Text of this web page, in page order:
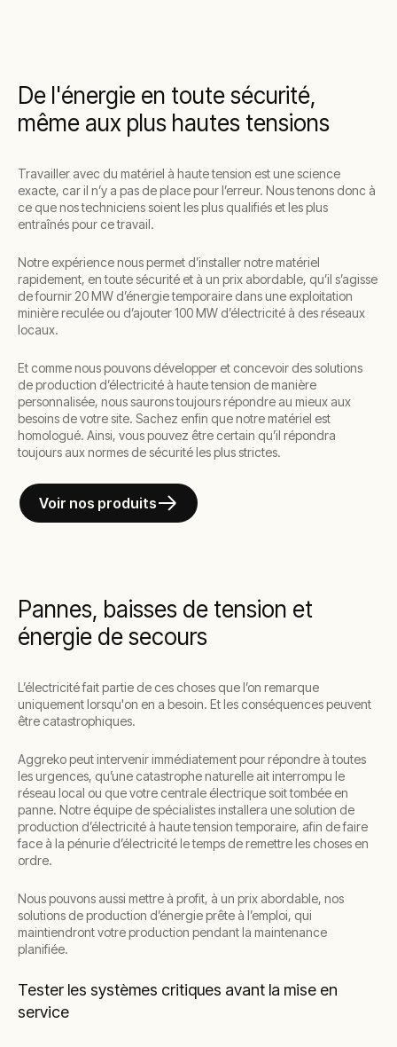
De l'énergie en toute sécurité,
même aux plus hautes tensions
Travailler avec du matériel à haute tension est une science
exacte, car il n’y a pas de place pour l’erreur. Nous tenons donc à
ce que nos techniciens soient les plus qualifiés et les plus
entraînés pour ce travail.
Notre expérience nous permet d’installer notre matériel
rapidement, en toute sécurité et à un prix abordable, qu’il s’agisse
de fournir 20 MW d’énergie temporaire dans une exploitation
minière reculée ou d’ajouter 100 MW d’électricité à des réseaux
locaux.
Et comme nous pouvons développer et concevoir des solutions
de production d’électricité à haute tension de manière
personnalisée, nous saurons toujours répondre au mieux aux
besoins de votre site. Sachez enfin que notre matériel est
homologué. Ainsi, vous pouvez être certain qu’il répondra
toujours aux normes de sécurité les plus strictes.
Voir nos produits
Pannes, baisses de tension et
énergie de secours
L’électricité fait partie de ces choses que l’on remarque
uniquement lorsqu'on en a besoin. Et les conséquences peuvent
être catastrophiques.
Aggreko peut intervenir immédiatement pour répondre à toutes
les urgences, qu’une catastrophe naturelle ait interrompu le
réseau local ou que votre centrale électrique soit tombée en
panne. Notre équipe de spécialistes installera une solution de
production d’électricité à haute tension temporaire, afin de faire
face à la pénurie d’électricité le temps de remettre les choses en
ordre.
Nous pouvons aussi mettre à profit, à un prix abordable, nos
solutions de production d’énergie prête à l’emploi, qui
maintiendront votre production pendant la maintenance
planifiée.
Tester les systèmes critiques avant la mise en
service